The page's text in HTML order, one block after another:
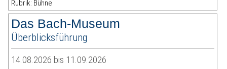
Rubrik: Bühne
Das Bach-Museum
Überblicksführung
14.08.2026 bis 11.09.2026